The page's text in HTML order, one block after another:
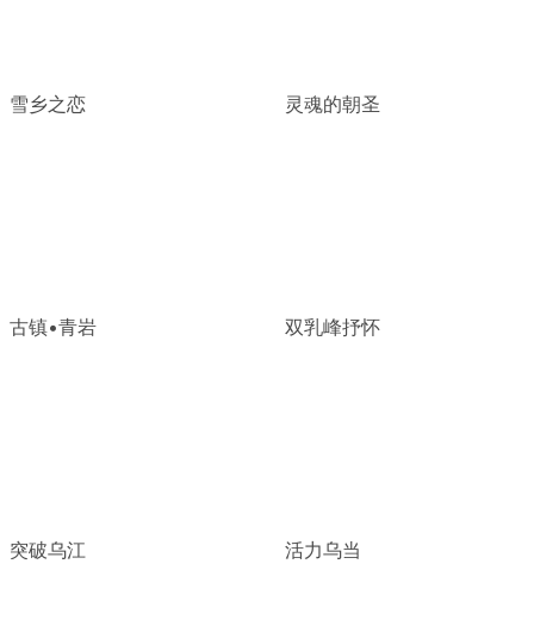
雪乡之恋 灵魂的朝圣
古镇•青岩 双乳峰抒怀
突破乌江 活力乌当